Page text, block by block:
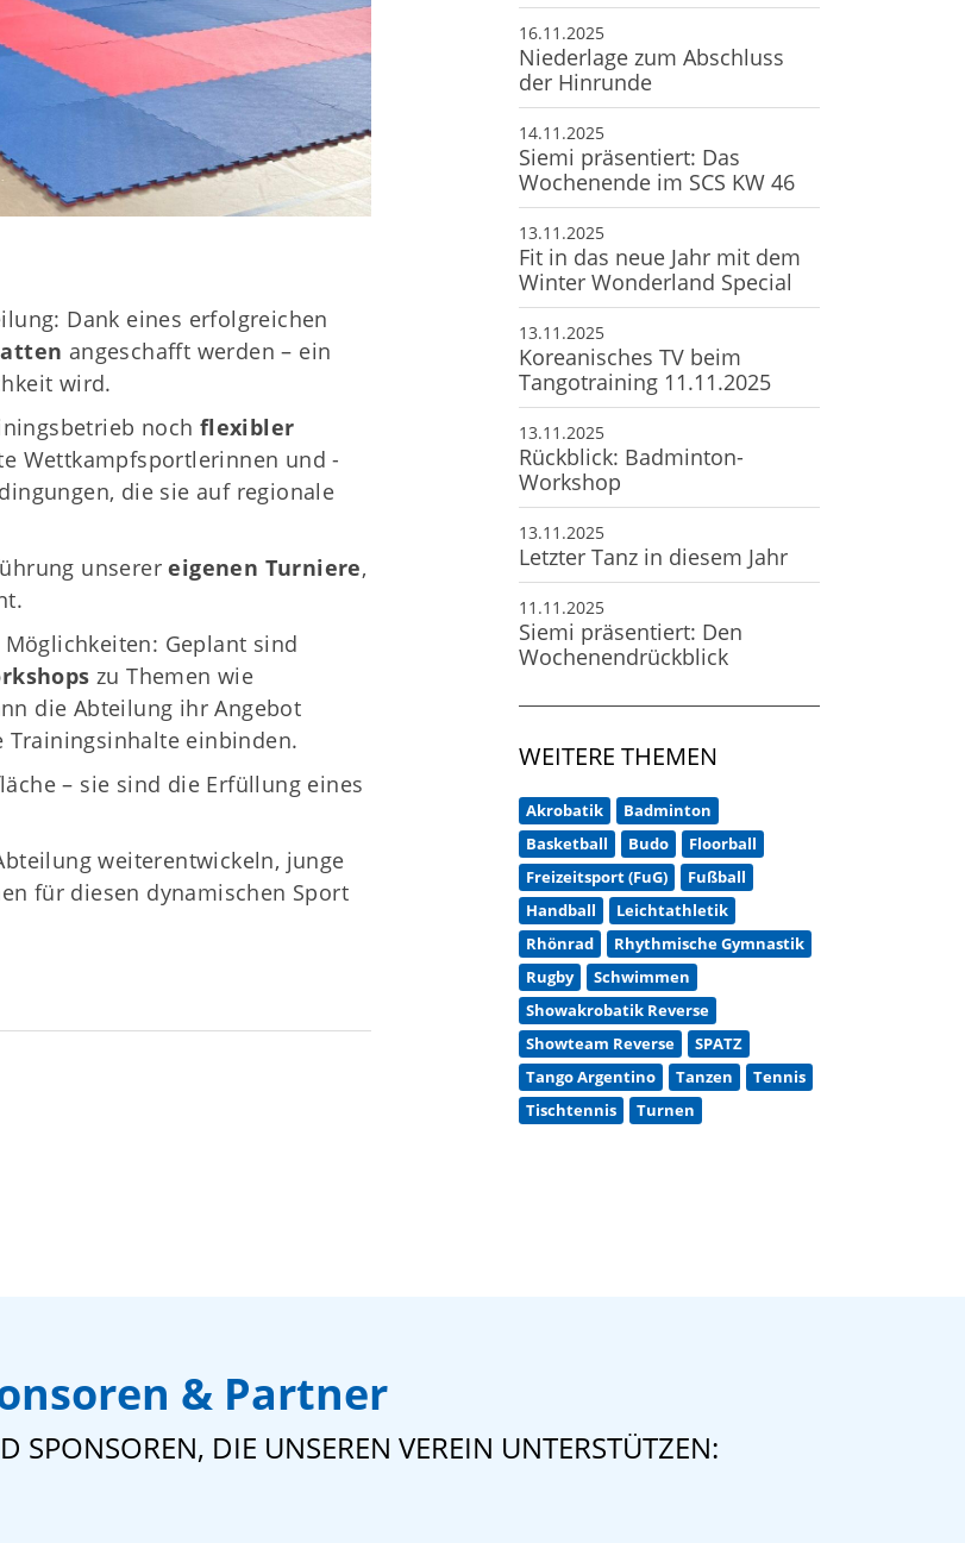
Dank eines erfolgreichen
angeschafft werden – ein
wird.
noch flexibler
Wettkampfsportlerinnen und -
die sie auf regionale
unserereigenen Turniere,
Geplant sind
zu Themen wie
die Abteilung ihr Angebot
einbinden.
– sie sind die Erfüllung eines
weiterentwickeln, junge
für diesen dynamischen Sport
16.11.2025
Niederlage zum Abschluss
der Hinrunde
14.11.2025
Siemi präsentiert: Das
Wochenende im SCS KW 46
13.11.2025
Fit in das neue Jahr mit dem
Winter Wonderland Special
13.11.2025
Koreanisches TV beim
Tangotraining 11.11.2025
13.11.2025
Rückblick: Badminton-
Workshop
13.11.2025
Letzter Tanz in diesem Jahr
11.11.2025
Siemi präsentiert: Den
Wochenendrückblick
WEITERE THEMEN
Akrobatik
Badminton
Basketball
Budo
Floorball
Freizeitsport (FuG)
Fußball
Handball
Leichtathletik
Rhönrad
Rhythmische Gymnastik
Rugby
Schwimmen
Showakrobatik Reverse
Showteam Reverse
SPATZ
Tango Argentino
Tanzen
Tennis
Tischtennis
Turnen
& Partner
SPONSOREN, DIE UNSEREN VEREIN UNTERSTÜTZEN: